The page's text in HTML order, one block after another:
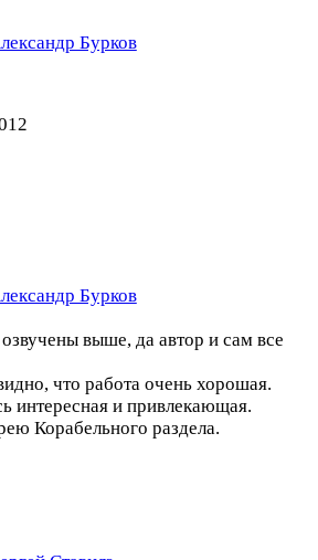
Бурков
Бурков
выше, да автор и сам все
что работа очень хорошая.
интересная и привлекающая.
Корабельного раздела.